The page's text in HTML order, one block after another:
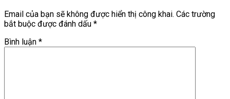
Email của bạn sẽ không được hiển thị công khai. Các trường
bắt buộc được đánh dấu *
Bình luận *